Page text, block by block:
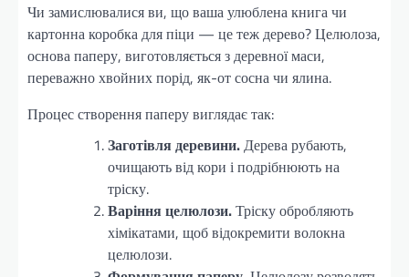
Чи замислювалися ви, що ваша улюблена книга чи
картонна коробка для піци — це теж дерево? Целюлоза,
основа паперу, виготовляється з деревної маси,
переважно хвойних порід, як-от сосна чи ялина.
Процес створення паперу виглядає так:
Заготівля деревини.Дерева рубають,
очищають від кори і подрібнюють на
тріску.
Варіння целюлози.Тріску обробляють
хімікатами, щоб відокремити волокна
целюлози.